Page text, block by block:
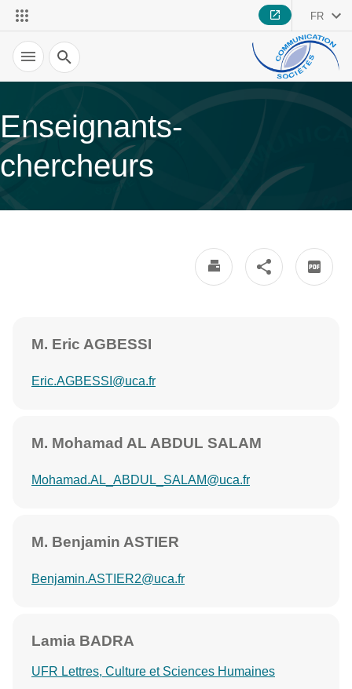
FR
Recherche
Enseignants-
chercheurs
M. Eric AGBESSI
Eric.AGBESSI@uca.fr
M. Mohamad AL ABDUL SALAM
Mohamad.AL_ABDUL_SALAM@uca.fr
M. Benjamin ASTIER
Benjamin.ASTIER2@uca.fr
Lamia BADRA
UFR Lettres, Culture et Sciences Humaines